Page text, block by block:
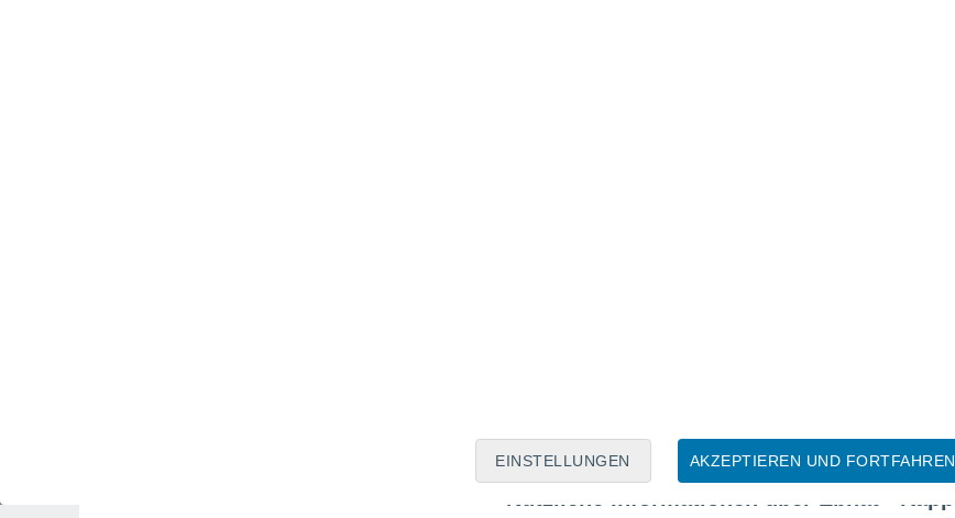
AKZEPTIEREN UND FORTFAHREN
EINSTELLUNGEN